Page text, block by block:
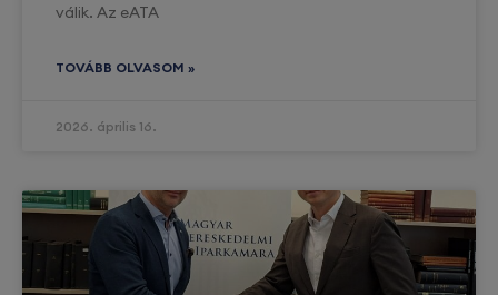
válik. Az eATA
TOVÁBB OLVASOM »
2026. április 16.